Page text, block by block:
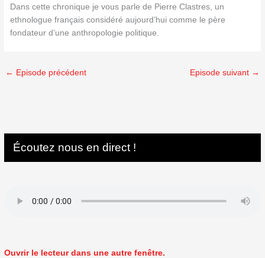
Dans cette chronique je vous parle de Pierre Clastres, un
ethnologue français considéré aujourd’hui comme le père
fondateur d’une anthropologie politique.
← Episode précédent Episode suivant →
Écoutez nous en direct !
Ouvrir le lecteur dans une autre fenêtre.